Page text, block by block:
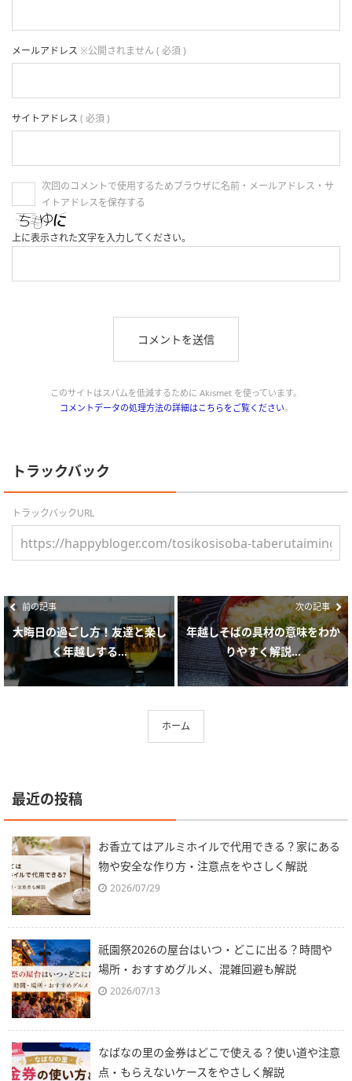
メールアドレス ※公開されません ( 必須 )
サイトアドレス ( 必須 )
次回のコメントで使用するためブラウザに名前・メールアドレス・サ
イトアドレスを保存する
上に表示された文字を入力してください。
このサイトはスパムを低減するために Akismet を使っています。
コメントデータの処理方法の詳細はこちらをご覧ください。
トラックバック
トラックバックURL
前の記事
大晦日の過ごし方！友達と楽し
く年越しする...
次の記事
年越しそばの具材の意味をわか
りやすく解説...
ホーム
最近の投稿
お香立てはアルミホイルで代用できる？家にある
物や安全な作り方・注意点をやさしく解説
2026/07/29
祇園祭2026の屋台はいつ・どこに出る？時間や
場所・おすすめグルメ、混雑回避も解説
2026/07/13
なばなの里の金券はどこで使える？使い道や注意
点・もらえないケースをやさしく解説